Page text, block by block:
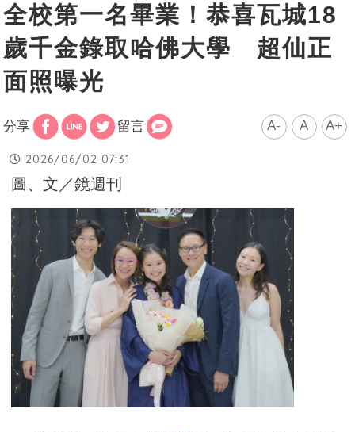
全校第一名畢業！恭喜瓦城18
歲千金錄取哈佛大學 超仙正
面照曝光
分享 留言 A- A A+
2026/06/02 07:31
圖、文／鏡週刊